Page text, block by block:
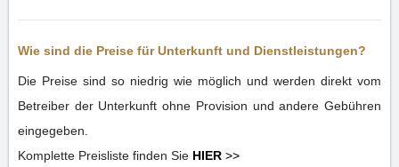
Wie sind die Preise für Unterkunft und Dienstleistungen?
Die Preise sind so niedrig wie möglich und werden direkt vom
Betreiber der Unterkunft ohne Provision und andere Gebühren
eingegeben.
Komplette Preisliste finden Sie HIER >>